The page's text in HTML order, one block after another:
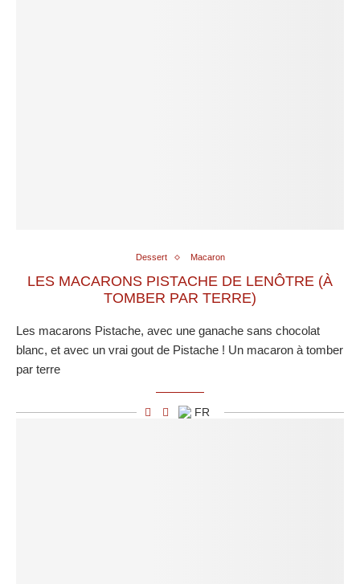
Dessert Macaron
LES MACARONS PISTACHE DE LENÔTRE (À
TOMBER PAR TERRE)
Les macarons Pistache, avec une ganache sans chocolat
blanc, et avec un vrai gout de Pistache ! Un macaron à tomber
par terre
FR